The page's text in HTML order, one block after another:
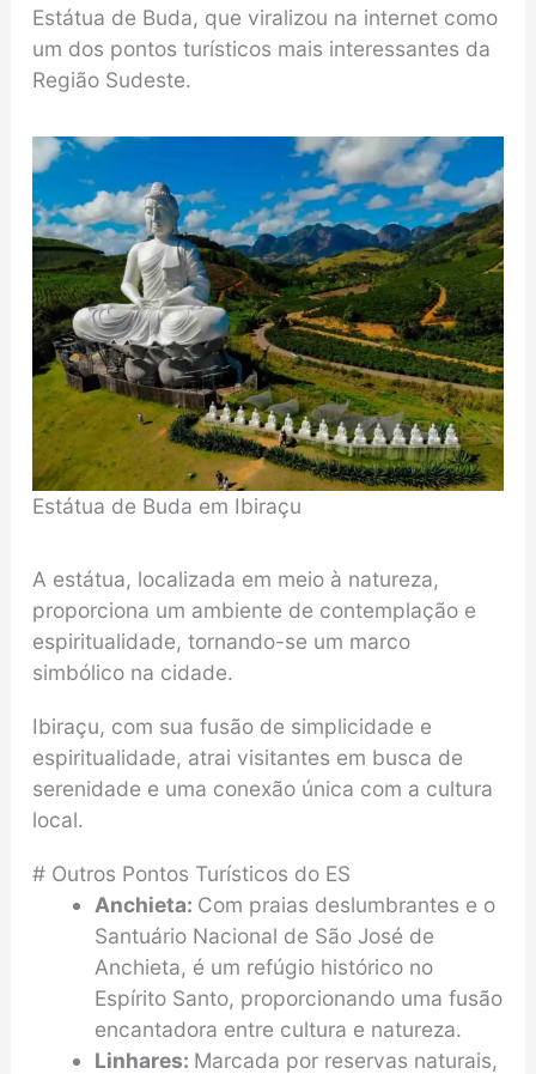
Estátua de Buda, que viralizou na internet como
um dos pontos turísticos mais interessantes da
Região Sudeste.
Estátua de Buda em Ibiraçu
A estátua, localizada em meio à natureza,
proporciona um ambiente de contemplação e
espiritualidade, tornando-se um marco
simbólico na cidade.
Ibiraçu, com sua fusão de simplicidade e
espiritualidade, atrai visitantes em busca de
serenidade e uma conexão única com a cultura
local.
# Outros Pontos Turísticos do ES
Anchieta: Com praias deslumbrantes e o
Santuário Nacional de São José de
Anchieta, é um refúgio histórico no
Espírito Santo, proporcionando uma fusão
encantadora entre cultura e natureza.
Linhares: Marcada por reservas naturais,